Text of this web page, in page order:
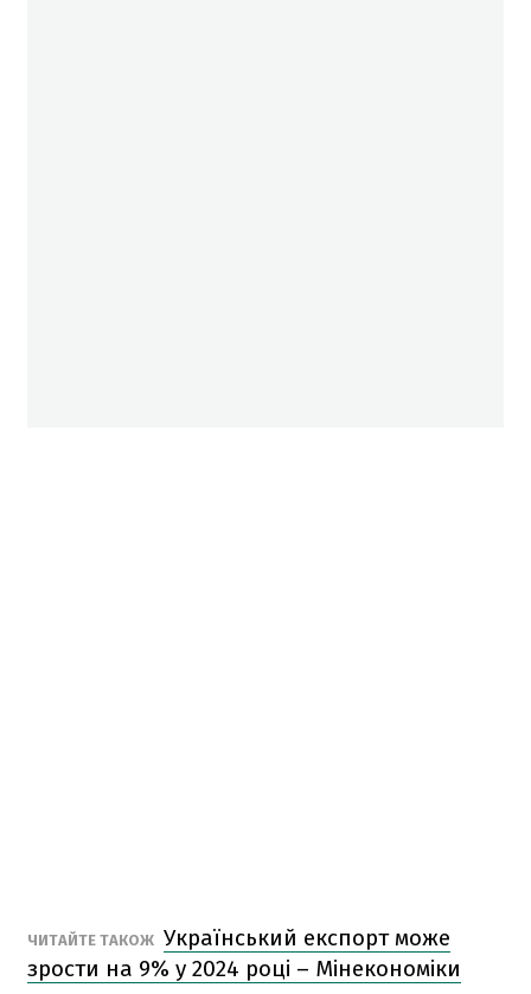
ЧИТАЙТЕ ТАКОЖ Український експорт може
зрости на 9% у 2024 році – Мінекономіки